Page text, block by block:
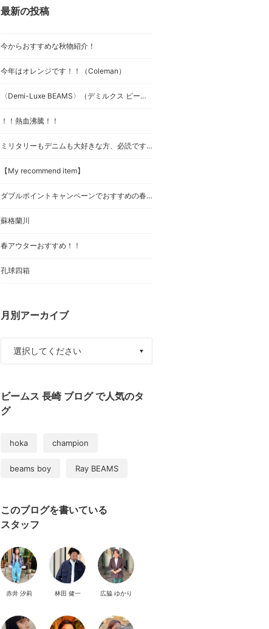
最新の投稿
今からおすすめな秋物紹介！
今年はオレンジです！！（Coleman）
〈Demi-Luxe BEAMS〉（デミルクス ビームス）別注特集！
！！熱血沸騰！！
ミリタリーもデニムも大好きな方、必読です！
【My recommend item】
ダブルポイントキャンペーンでおすすめの春ブルゾン！
蘇格蘭川
春アウターおすすめ！！
孔球四箱
月別アーカイブ
ビームス 長崎 ブログ で人気のタ
グ
hoka champion
beams boy Ray BEAMS
このブログを書いている
スタッフ
赤井 汐莉 林田 健一 広脇 ゆかり